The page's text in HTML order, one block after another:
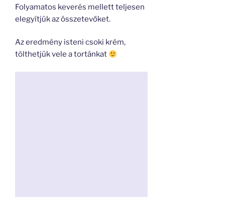
Folyamatos keverés mellett teljesen
elegyítjük az összetevőket.
Az eredmény isteni csoki krém,
tölthetjük vele a tortánkat